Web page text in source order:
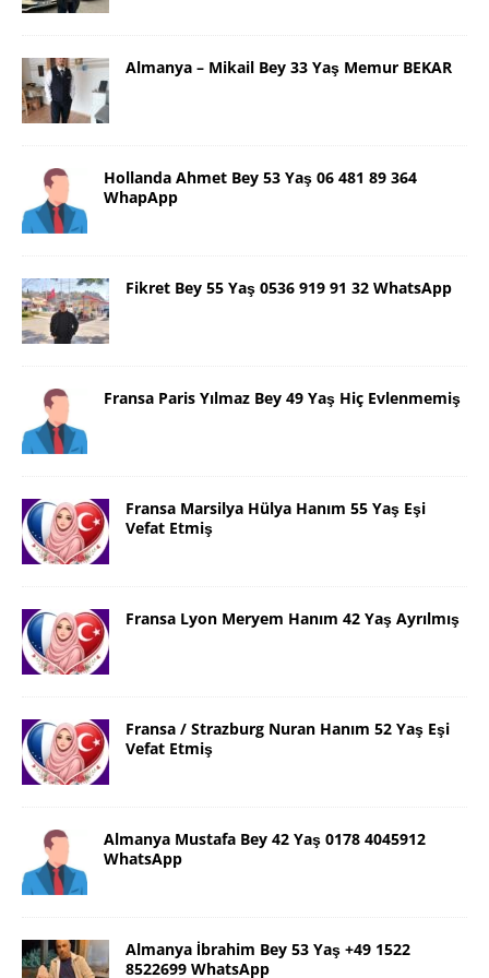
Almanya – Mikail Bey 33 Yaş Memur BEKAR
Hollanda Ahmet Bey 53 Yaş 06 481 89 364
WhapApp
Fikret Bey 55 Yaş 0536 919 91 32 WhatsApp
Fransa Paris Yılmaz Bey 49 Yaş Hiç Evlenmemiş
Fransa Marsilya Hülya Hanım 55 Yaş Eşi
Vefat Etmiş
Fransa Lyon Meryem Hanım 42 Yaş Ayrılmış
Fransa / Strazburg Nuran Hanım 52 Yaş Eşi
Vefat Etmiş
Almanya Mustafa Bey 42 Yaş 0178 4045912
WhatsApp
Almanya İbrahim Bey 53 Yaş +49 1522
8522699 WhatsApp